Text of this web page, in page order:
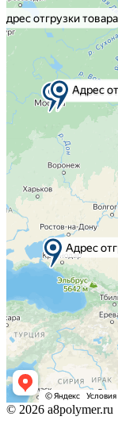
© 2026 a8polymer.ru